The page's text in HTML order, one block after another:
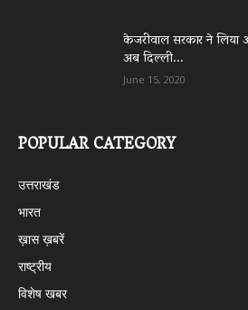
केजरीवाल सरकार ने
अब दिल्ली...
June 15, 2020
POPULAR CATEGORY
उत्तराखंड
भारत
ख़ास ख़बरें
राष्ट्रीय
विशेष खबर